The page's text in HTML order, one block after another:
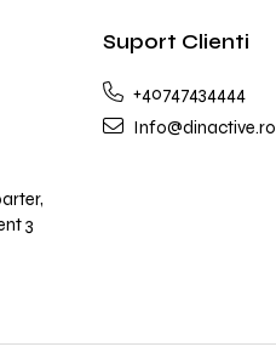
3
Suport Clienti
+40747434444
Info@dinactive.ro